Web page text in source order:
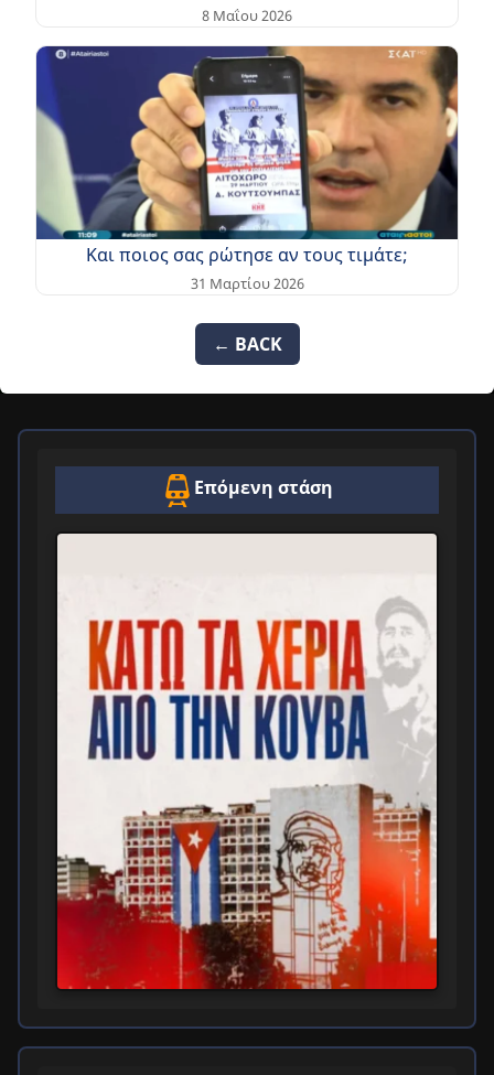
8 Μαΐου 2026
Και ποιος σας ρώτησε αν τους τιμάτε;
31 Μαρτίου 2026
← BACK
Επόμενη στάση